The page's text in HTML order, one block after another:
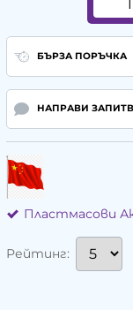
БЪРЗА ПОРЪЧКА
НАПРАВИ
Пластмасови
Рейтинг: